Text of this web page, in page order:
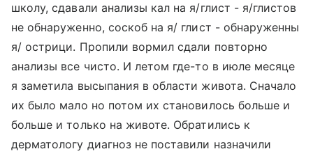
школу, сдавали анализы кал на я/глист - я/глистов
не обнаруженно, соскоб на я/ глист - обнаруженны
я/ острици. Пропили вормил сдали повторно
анализы все чисто. И летом где-то в июле месяце
я заметила высыпания в области живота. Сначало
их было мало но потом их становилось больше и
больше и только на животе. Обратились к
дерматологу диагноз не поставили назначили